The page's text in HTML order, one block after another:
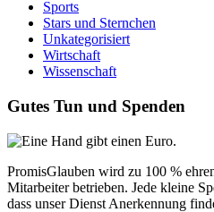
Sports
Stars und Sternchen
Unkategorisiert
Wirtschaft
Wissenschaft
Gutes Tun und Spenden
PromisGlauben wird zu 100 %
Mitarbeiter betrieben. Jede kleine
dass unser Dienst Anerkennung